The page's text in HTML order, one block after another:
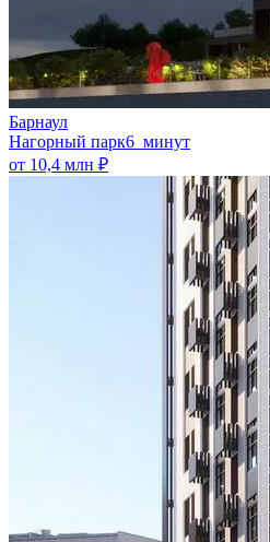
Барнаул
Нагорный парк6 минут
от 10,4 млн ₽